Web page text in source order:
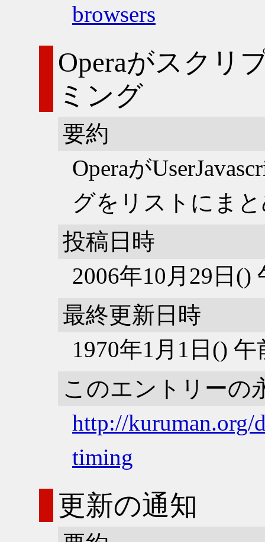
browsers
Operaがスクリ
ミング
要約
Operaが
グをリストにま
投稿日時
2006年10月29日()
最終更新日時
1970年1月1日()
このエントリーの
http://kuruman.org/
timing
更新の通知